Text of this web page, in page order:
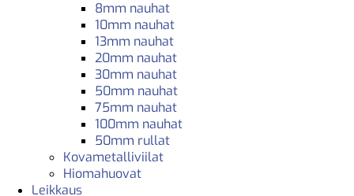
8mm nauhat
10mm nauhat
13mm nauhat
20mm nauhat
30mm nauhat
50mm nauhat
75mm nauhat
100mm nauhat
50mm rullat
Kovametalliviilat
Hiomahuovat
Leikkaus